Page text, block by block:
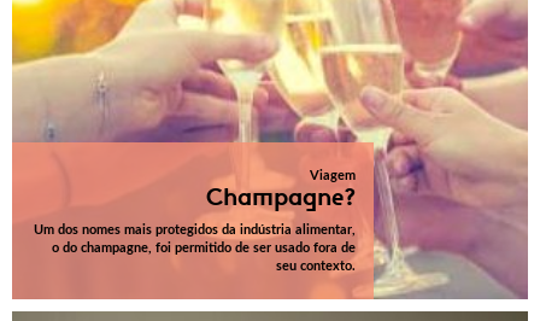
Viagem
Champagne?
Um dos nomes mais protegidos da indústria alimentar,
o do champagne, foi permitido de ser usado fora de
seu contexto.